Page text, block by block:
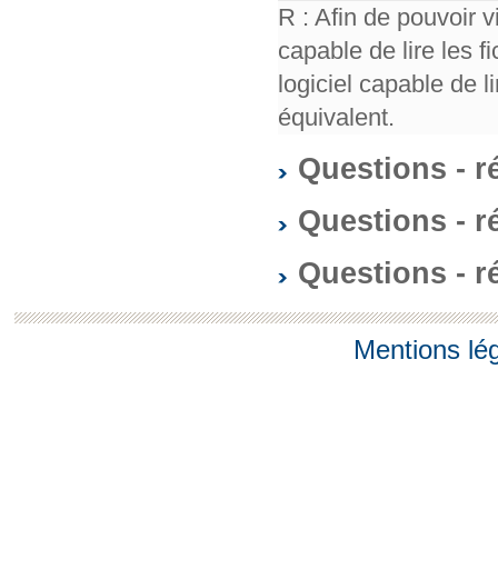
R : Afin de pouvoir
capable de lire les
logiciel capable de
équivalent.
Questions -
Questions -
Questions -
Mentions